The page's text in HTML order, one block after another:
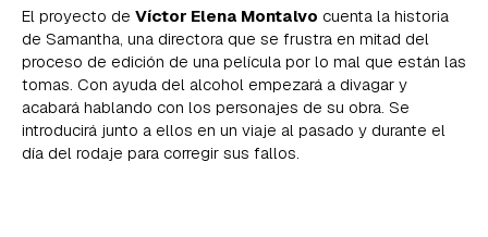
El proyecto de Víctor Elena Montalvo cuenta la historia
de Samantha, una directora que se frustra en mitad del
proceso de edición de una película por lo mal que están las
tomas. Con ayuda del alcohol empezará a divagar y
acabará hablando con los personajes de su obra. Se
introducirá junto a ellos en un viaje al pasado y durante el
día del rodaje para corregir sus fallos.